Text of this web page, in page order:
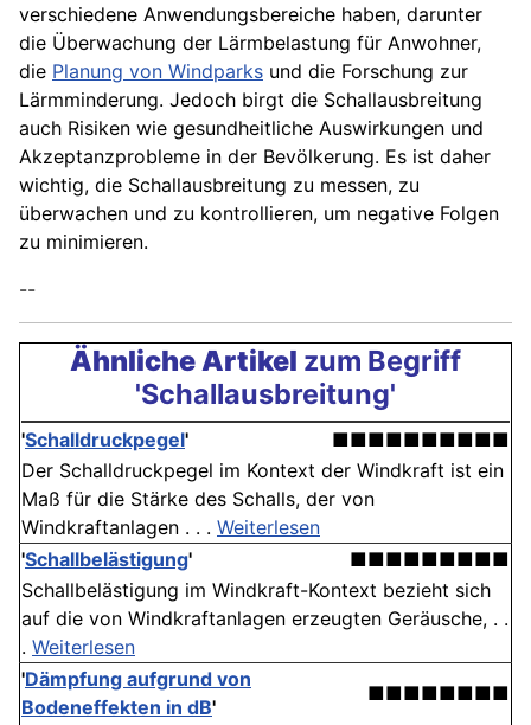
verschiedene Anwendungsbereiche haben, darunter
die Überwachung der Lärmbelastung für Anwohner,
die Planung von Windparks und die Forschung zur
Lärmminderung. Jedoch birgt die Schallausbreitung
auch Risiken wie gesundheitliche Auswirkungen und
Akzeptanzprobleme in der Bevölkerung. Es ist daher
wichtig, die Schallausbreitung zu messen, zu
überwachen und zu kontrollieren, um negative Folgen
zu minimieren.
--
Ähnliche Artikel zum Begriff
'Schallausbreitung'
'Schalldruckpegel'
■■■■■■■■■■
Der Schalldruckpegel im Kontext der Windkraft ist ein
Maß für die Stärke des Schalls, der von
Windkraftanlagen . . . Weiterlesen
'Schallbelästigung'
■■■■■■■■■
Schallbelästigung im Windkraft-Kontext bezieht sich
auf die von Windkraftanlagen erzeugten Geräusche, . .
. Weiterlesen
'Dämpfung aufgrund von
Bodeneffekten in dB'
■■■■■■■■